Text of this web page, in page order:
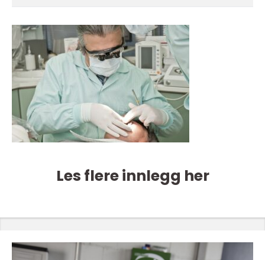
Les flere innlegg her